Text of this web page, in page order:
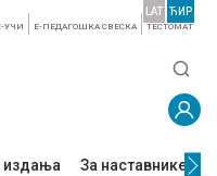
УЧИ Е-ПЕДАГОШКА СВЕСКА TЕСТОМАТ
LAT ЋИР
издања За наставнике